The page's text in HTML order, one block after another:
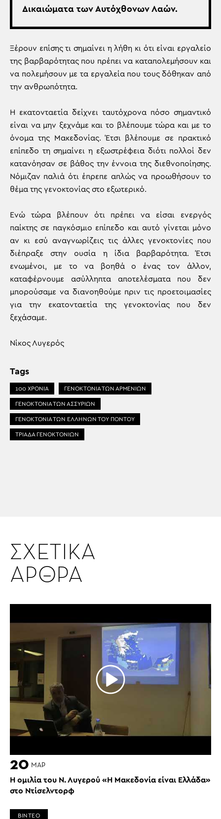
Δικαιώματα των Αυτόχθονων Λαών.
Ξέρουν επίσης τι σημαίνει η λήθη κι ότι είναι εργαλείο
της βαρβαρότητας που πρέπει να καταπολεμήσουν και
να πολεμήσουν με τα εργαλεία που τους δόθηκαν από
την ανθρωπότητα.
Η εκατονταετία δείχνει ταυτόχρονα πόσο σημαντικό
είναι να μην ξεχνάμε και το βλέπουμε τώρα και με το
όνομα της Μακεδονίας. Έτσι βλέπουμε σε πρακτικό
επίπεδο τη σημαίνει η εξωστρέφεια διότι πολλοί δεν
κατανόησαν σε βάθος την έννοια της διεθνοποίησης.
Νόμιζαν παλιά ότι έπρεπε απλώς να προωθήσουν το
θέμα της γενοκτονίας στο εξωτερικό.
Ενώ τώρα βλέπουν ότι πρέπει να είσαι ενεργός
παίκτης σε παγκόσμιο επίπεδο και αυτό γίνεται μόνο
αν κι εσύ αναγνωρίζεις τις άλλες γενοκτονίες που
διέπραξε στην ουσία η ίδια βαρβαρότητα. Έτσι
ενωμένοι, με το να βοηθά ο ένας τον άλλον,
καταφέρνουμε ασύλληπτα αποτελέσματα που δεν
μπορούσαμε να διανοηθούμε πριν τις προετοιμασίες
για την εκατονταετία της γενοκτονίας που δεν
ξεχάσαμε.
Νίκος Λυγερός
Tags
100 ΧΡΟΝΙΑ ΓΕΝΟΚΤΟΝΙΑ ΤΩΝ ΑΡΜΕΝΙΩΝ
ΓΕΝΟΚΤΟΝΙΑ ΤΩΝ ΑΣΣΥΡΙΩΝ
ΓΕΝΟΚΤΟΝΙΑ ΤΩΝ ΕΛΛΗΝΩΝ ΤΟΥ ΠΟΝΤΟΥ
ΤΡΙΑΔΑ ΓΕΝΟΚΤΟΝΙΩΝ
ΣΧΕΤΙΚΑ
ΑΡΘΡΑ
20 ΜΑΡ
Η ομιλία του Ν. Λυγερού «Η Μακεδονία είναι Ελλάδα»
στο Ντίσελντορφ
ΒΙΝΤΕΟ